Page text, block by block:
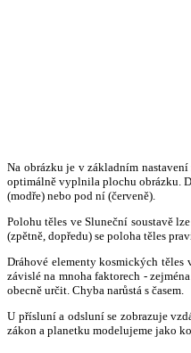
Na obrázku je v základním
optimálně vyplnila plochu obrázku.
(modře) nebo pod ní (červeně).
Polohu těles ve Sluneční soustavě
(zpětně, dopředu) se poloha těles
Dráhové elementy kosmických těles
závislé na mnoha faktorech -
obecně určit. Chyba narůstá s časem.
U přísluní a odsluní se zobrazuje
zákon a planetku modelujeme jako